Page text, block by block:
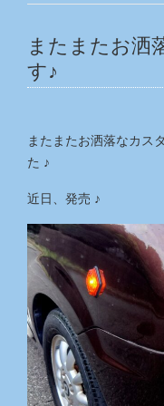
またまたお洒
す♪
またまたお洒落なカス
た ♪
近日、発売 ♪